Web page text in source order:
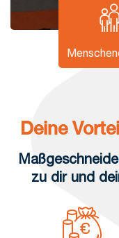
Deine
zu dir und